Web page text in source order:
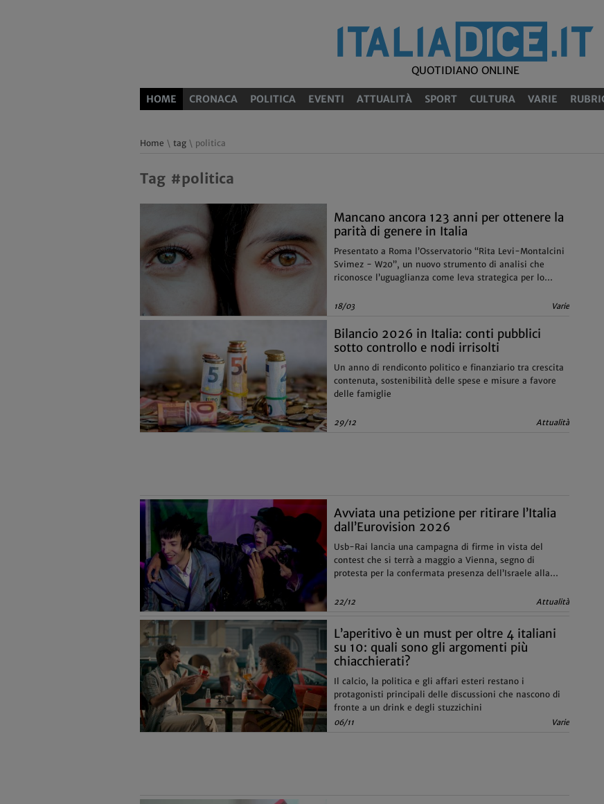
QUOTIDIANO ONLINE
HOME CRONACA POLITICA EVENTI ATTUALITÀ SPORT CULTURA VARIE
Home \ tag \ politica
Tag #politica
Mancano ancora 123 anni per ottenere la
parità di genere in Italia
Presentato a Roma l’Osservatorio “Rita Levi-Montalcini
Svimez - W20”, un nuovo strumento di analisi che
riconosce l’uguaglianza come leva strategica per lo
18/03 Varie
Bilancio 2026 in Italia: conti pubblici
sotto controllo e nodi irrisolti
Un anno di rendiconto politico e finanziario tra crescita
contenuta, sostenibilità delle spese e misure a favore
delle famiglie
29/12 Attualità
Avviata una petizione per ritirare l’Italia
dall’Eurovision 2026
Usb-Rai lancia una campagna di firme in vista del
contest che si terrà a maggio a Vienna, segno di
protesta per la confermata presenza dell’Israele alla
22/12 Attualità
L’aperitivo è un must per oltre 4 italiani
su 10: quali sono gli argomenti più
chiacchierati?
Il calcio, la politica e gli affari esteri restano i
protagonisti principali delle discussioni che nascono di
fronte a un drink e degli stuzzichini
06/11 Varie